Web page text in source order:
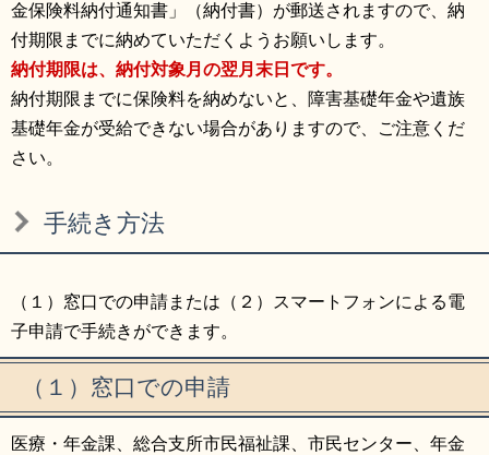
金保険料納付通知書」（納付書）が郵送されますので、納
付期限までに納めていただくようお願いします。
納付期限は、納付対象月の翌月末日です。
納付期限までに保険料を納めないと、障害基礎年金や遺族
基礎年金が受給できない場合がありますので、ご注意くだ
さい。
手続き方法
（１）窓口での申請または（２）スマートフォンによる電
子申請で手続きができます。
（１）窓口での申請
医療・年金課、総合支所市民福祉課、市民センター、年金